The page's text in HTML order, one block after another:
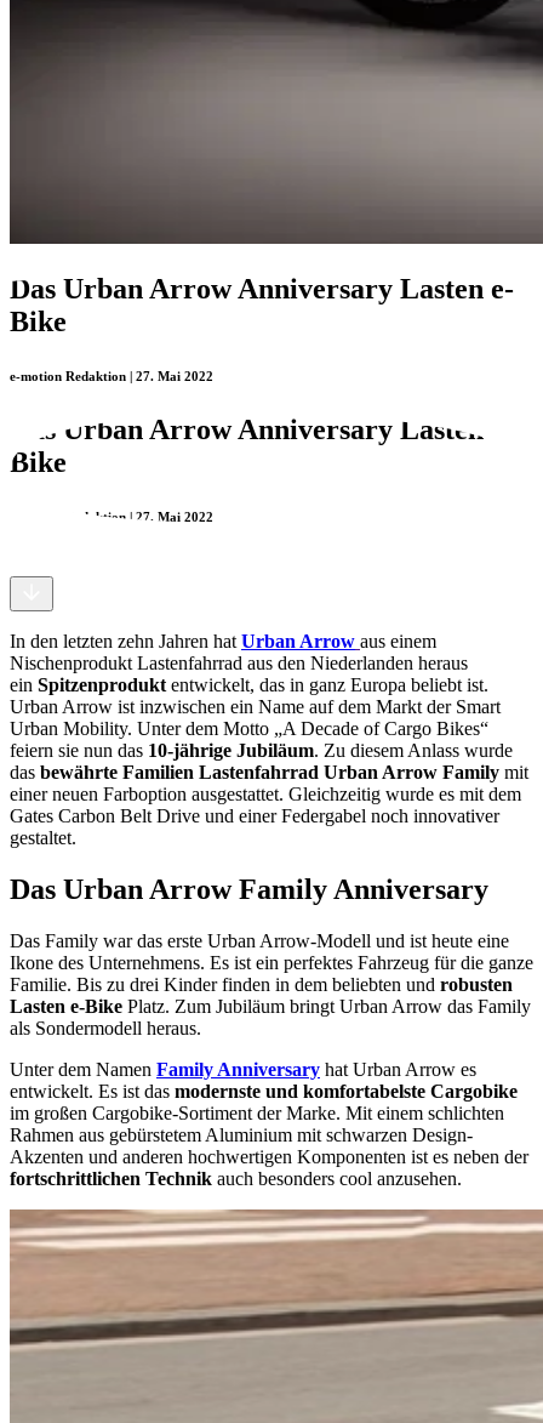
Das Urban Arrow Anniversary Lasten e-
Bike
e-motion Redaktion | 27. Mai 2022
Das Urban Arrow Anniversary Lasten e-
Bike
e-motion Redaktion | 27. Mai 2022
In den letzten zehn Jahren hat Urban Arrow aus einem
Nischenprodukt Lastenfahrrad aus den Niederlanden heraus
ein Spitzenprodukt entwickelt, das in ganz Europa beliebt ist.
Urban Arrow ist inzwischen ein Name auf dem Markt der Smart
Urban Mobility. Unter dem Motto „A Decade of Cargo Bikes“
feiern sie nun das 10-jährige Jubiläum. Zu diesem Anlass wurde
das bewährte Familien Lastenfahrrad Urban Arrow Family mit
einer neuen Farboption ausgestattet. Gleichzeitig wurde es mit dem
Gates Carbon Belt Drive und einer Federgabel noch innovativer
gestaltet.
Das Urban Arrow Family Anniversary
Das Family war das erste Urban Arrow-Modell und ist heute eine
Ikone des Unternehmens. Es ist ein perfektes Fahrzeug für die ganze
Familie. Bis zu drei Kinder finden in dem beliebten und robusten
Lasten e-Bike Platz. Zum Jubiläum bringt Urban Arrow das Family
als Sondermodell heraus.
Unter dem Namen Family Anniversary hat Urban Arrow es
entwickelt. Es ist das modernste und komfortabelste Cargobike
im großen Cargobike-Sortiment der Marke. Mit einem schlichten
Rahmen aus gebürstetem Aluminium mit schwarzen Design-
Akzenten und anderen hochwertigen Komponenten ist es neben der
fortschrittlichen Technik auch besonders cool anzusehen.